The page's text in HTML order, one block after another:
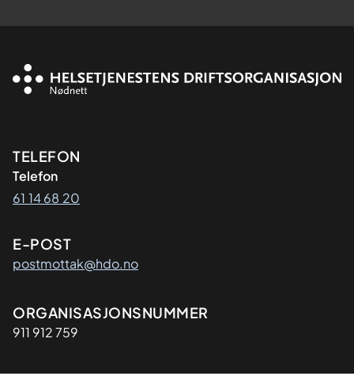
Kontaktinformasjon
TELEFON
Telefon
61 14 68 20
E-POST
postmottak@hdo.no
Organisasjon
ORGANISASJONSNUMMER
911 912 759